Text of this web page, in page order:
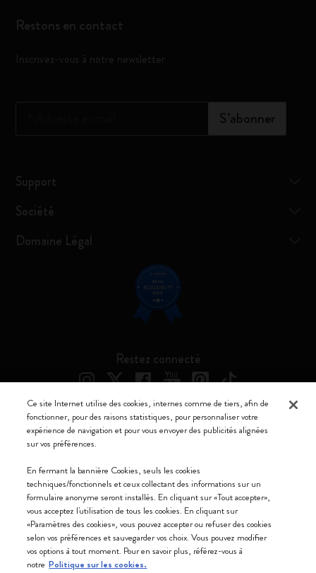
Restons en contact
Inscrivez-vous à notre newsletter
S’abonner
Support
Société
Domaine Légal
Restez connecté
Nous acceptons
Moleskine ® est une marque enregistrée de Moleskine Srl a socio unico
Italia - P. IVA / CCIAA n. 07234480965 - REA MI 1945400 - Cap.
Soc. €2.181.513,42
Ce site Internet utilise des cookies, internes comme de tiers, afin de
fonctionner, pour des raisons statistiques, pour personnaliser votre
expérience de navigation et pour vous envoyer des publicités alignées
sur vos préférences.
En fermant la bannière Cookies, seuls les cookies
techniques/fonctionnels et ceux collectant des informations sur un
formulaire anonyme seront installés. En cliquant sur «Tout accepter»,
vous acceptez l'utilisation de tous les cookies. En cliquant sur
«Paramètres des cookies», vous pouvez accepter ou refuser des cookies
selon vos préférences et sauvegarder vos choix. Vous pouvez modifier
vos options à tout moment. Pour en savoir plus, référez-vous à
notre Politique sur les cookies.